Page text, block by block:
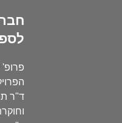
פרופ'
ד"ר